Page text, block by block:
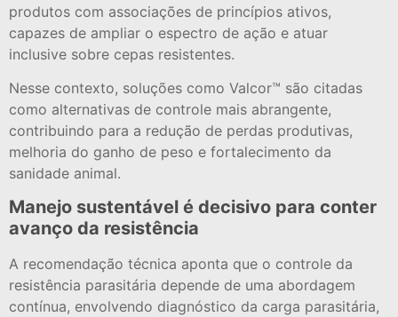
produtos com associações de princípios ativos,
capazes de ampliar o espectro de ação e atuar
inclusive sobre cepas resistentes.
Nesse contexto, soluções como Valcor™ são citadas
como alternativas de controle mais abrangente,
contribuindo para a redução de perdas produtivas,
melhoria do ganho de peso e fortalecimento da
sanidade animal.
Manejo sustentável é decisivo para conter
avanço da resistência
A recomendação técnica aponta que o controle da
resistência parasitária depende de uma abordagem
contínua, envolvendo diagnóstico da carga parasitária,